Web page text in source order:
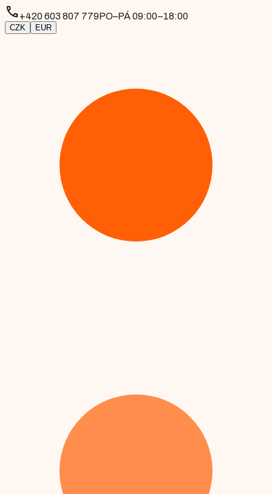
phone+420 603 807 779PO–PÁ 09:00–18:00
CZK EUR